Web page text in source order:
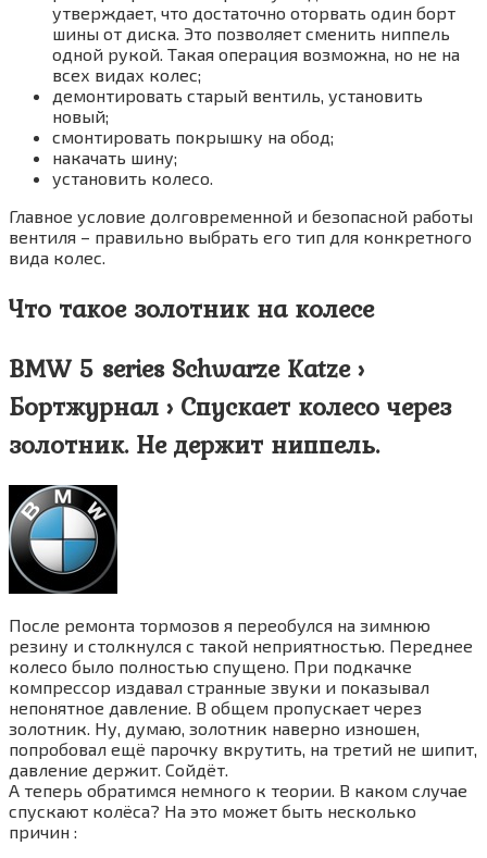
утверждает, что достаточно оторвать один борт
шины от диска. Это позволяет сменить ниппель
одной рукой. Такая операция возможна, но не на
всех видах колес;
демонтировать старый вентиль, установить
новый;
смонтировать покрышку на обод;
накачать шину;
установить колесо.
Главное условие долговременной и безопасной работы
вентиля – правильно выбрать его тип для конкретного
вида колес.
Что такое золотник на колесе
BMW 5 series Schwarze Katze ›
Бортжурнал › Спускает колесо через
золотник. Не держит ниппель.
После ремонта тормозов я переобулся на зимнюю
резину и столкнулся с такой неприятностью. Переднее
колесо было полностью спущено. При подкачке
компрессор издавал странные звуки и показывал
непонятное давление. В общем пропускает через
золотник. Ну, думаю, золотник наверно изношен,
попробовал ещё парочку вкрутить, на третий не шипит,
давление держит. Сойдёт.
А теперь обратимся немного к теории. В каком случае
спускают колёса? На это может быть несколько
причин :